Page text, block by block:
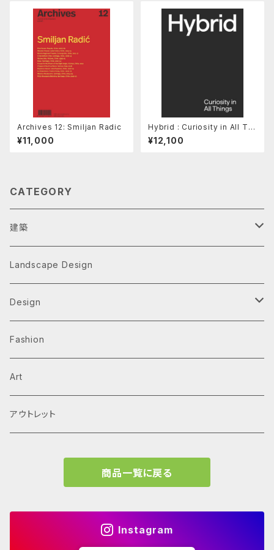
Archives 12: Smiljan Radic
¥11,000
Hybrid : Curiosity in All Thi
ngs
¥12,100
CATEGORY
建築
Architecture Monographs
Alvar Aalto
Arne Jacobsen
History & Reference
Av Monographs
C3 magazine
El Croquis
Landscape Design
Design
Graphic
Logo
Typography
インフォグラフィック
Products
家具
Fashion
Art
アウトレット
商品一覧に戻る
Instagram